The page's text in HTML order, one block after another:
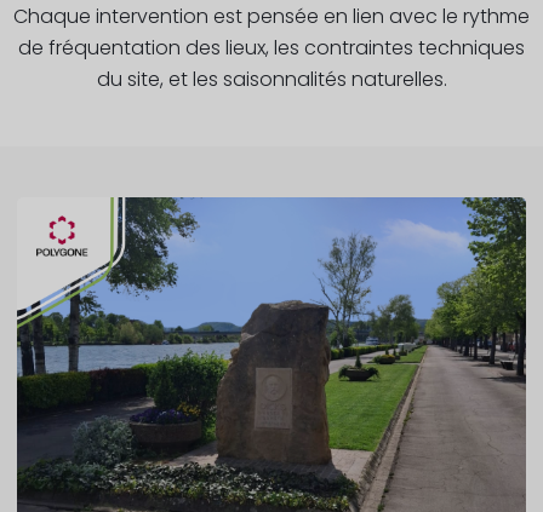
Chaque intervention est pensée en lien avec le rythme
de fréquentation des lieux, les contraintes techniques
du site, et les saisonnalités naturelles.